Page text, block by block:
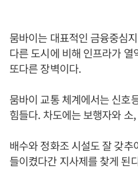
뭄바이는 대표적인 금융중심
다른 도시에 비해 인프라가
또다른 장벽이다.
뭄바이 교통 체계에서는 신호
힘들다. 차도에는 보행자와
배수와 정화조 시설도 잘 갖
들이켰다간 지사제를 찾게 된